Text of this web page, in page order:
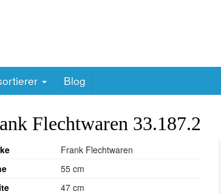
Blog
Flechtwaren 33.187.2
Frank Flechtwaren
55 cm
47 cm